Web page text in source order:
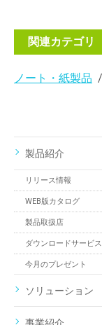
関連カテゴリ
ノート・紙製品
製品紹介
リリース情報
WEB版カタログ
製品取扱店
ダウンロードサービス
今月のプレゼント
ソリューション